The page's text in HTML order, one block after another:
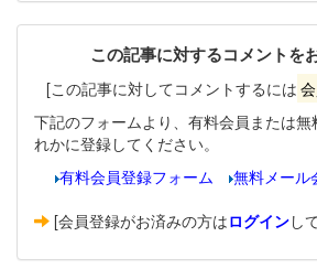
この記事に対するコメントを
[この記事に対してコメントするには
下記のフォームより、有料会員または
れかに登録してください。
有料会員登録フォーム
無料メール
[会員登録がお済みの方はログインし